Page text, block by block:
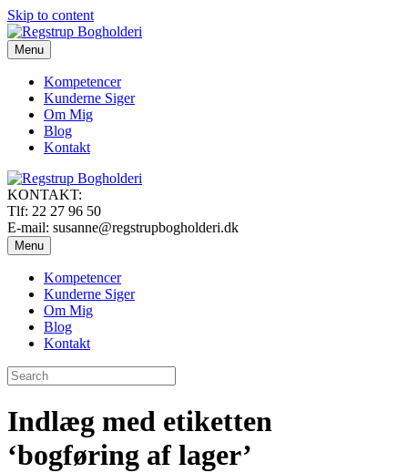
Skip to content
Menu
Kompetencer
Kunderne Siger
Om Mig
Blog
Kontakt
KONTAKT:
Tlf: 22 27 96 50
E-mail: susanne@regstrupbogholderi.dk
Menu
Kompetencer
Kunderne Siger
Om Mig
Blog
Kontakt
Indlæg med etiketten
‘bogføring af lager’